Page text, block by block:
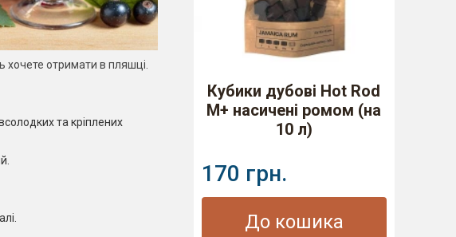
хочете отримати в пляшці.
та кріплених
Кубики дубові Hot Rod
M+ насичені ромом (на
10 л)
170 грн.
До кошика